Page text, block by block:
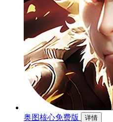
奥图核心免费版 详情